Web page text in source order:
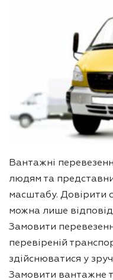
Вантажні
людям та
масштабу. Довірити
можна лише
Замовити
перевіреній
здійснюватися у
Замовити вантажне